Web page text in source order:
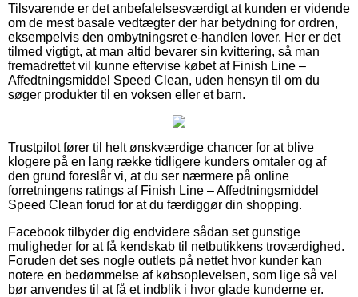
Tilsvarende er det anbefalelsesværdigt at kunden er vidende
om de mest basale vedtægter der har betydning for ordren,
eksempelvis den ombytningsret e-handlen lover. Her er det
tilmed vigtigt, at man altid bevarer sin kvittering, så man
fremadrettet vil kunne eftervise købet af Finish Line –
Affedtningsmiddel Speed Clean, uden hensyn til om du
søger produkter til en voksen eller et barn.
Trustpilot fører til helt ønskværdige chancer for at blive
klogere på en lang række tidligere kunders omtaler og af
den grund foreslår vi, at du ser nærmere på online
forretningens ratings af Finish Line – Affedtningsmiddel
Speed Clean forud for at du færdiggør din shopping.
Facebook tilbyder dig endvidere sådan set gunstige
muligheder for at få kendskab til netbutikkens troværdighed.
Foruden det ses nogle outlets på nettet hvor kunder kan
notere en bedømmelse af købsoplevelsen, som lige så vel
bør anvendes til at få et indblik i hvor glade kunderne er.